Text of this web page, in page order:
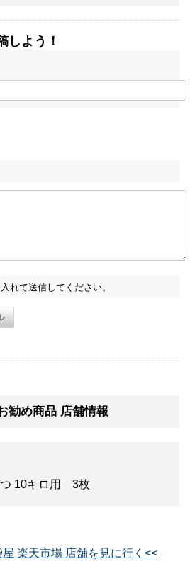
しよう！
れて送信してください。
勧め商品 店舗情報
10キロ用 3枚
楽天市場 店舗を見に行く<<